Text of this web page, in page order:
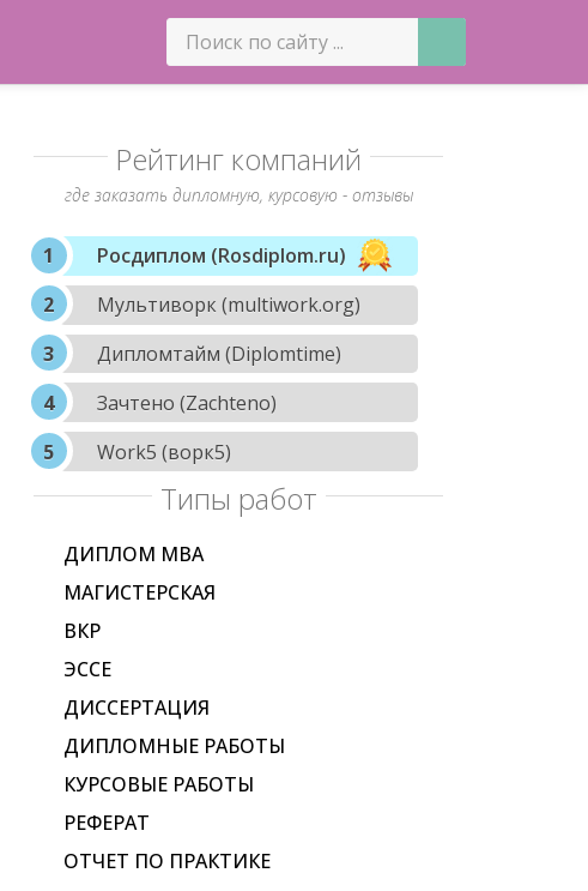
Рейтинг компаний
где заказать дипломную, курсовую - отзывы
Росдиплом (Rosdiplom.ru)
Мультиворк (multiwork.org)
Дипломтайм (Diplomtime)
Зачтено (Zachteno)
Work5 (ворк5)
Типы работ
ДИПЛОМ МВА
МАГИСТЕРСКАЯ
ВКР
ЭССЕ
ДИССЕРТАЦИЯ
ДИПЛОМНЫЕ РАБОТЫ
КУРСОВЫЕ РАБОТЫ
РЕФЕРАТ
ОТЧЕТ ПО ПРАКТИКЕ